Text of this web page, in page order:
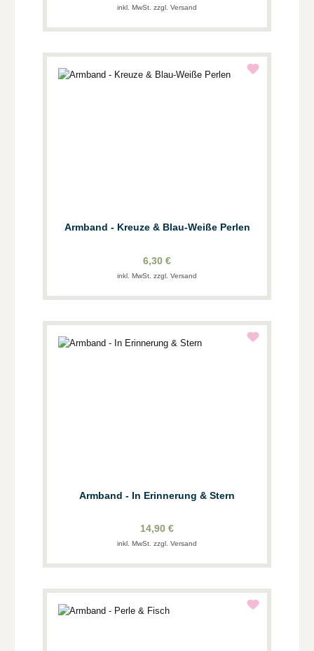
inkl. MwSt. zzgl. Versand
Armband - Kreuze & Blau-Weiße Perlen
6,30 €
inkl. MwSt. zzgl. Versand
Armband - In Erinnerung & Stern
14,90 €
inkl. MwSt. zzgl. Versand